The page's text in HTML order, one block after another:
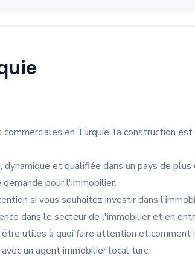
en Turquie, la construction
dynamique et qualifiée dans un pays de
pour l'immobilier.
si vous souhaitez investir dans
dans le secteur de l'immobilier et en
utiles à quoi faire attention et comment
un agent immobilier local turc,